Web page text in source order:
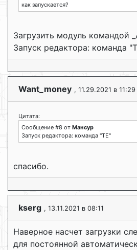
как запускается?
Загрузить модуль командой
Запуск редактора: команда
Want_money , 11.29.2021 в 11:29
Цитата:
Сообщение #8 от Мансур
Запуск редактора: команда "TE"
спасибо.
kserg , 13.11.2021 в 08:11
Наверное насчет загрузки
для постоянной